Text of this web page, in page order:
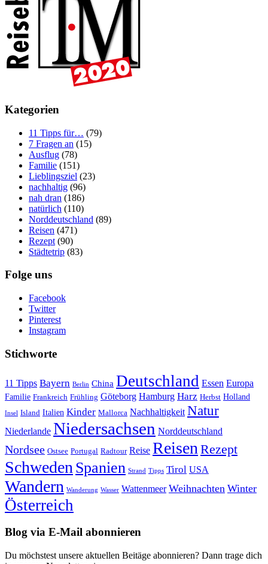
Kategorien
11 Tipps für… (79)
7 Fragen an (15)
Ausflug (78)
Familie (151)
Lieblingsziel (23)
nachhaltig (96)
nah dran (186)
natürlich (110)
Norddeutschland (89)
Reisen (471)
Rezept (90)
Städtetrip (83)
Folge uns
Facebook
Twitter
Pinterest
Instagram
Stichworte
11 Tipps Bayern Berlin China Deutschland Essen Europa
Familie Frankreich Frühling Göteborg Hamburg Harz Herbst Holland
Insel Island Italien Kinder Mallorca Nachhaltigkeit Natur
Niederlande Niedersachsen Norddeutschland
Nordsee Ostsee Portugal Radtour Reise Reisen Rezept
Schweden Spanien Strand Tipps Tirol USA
Wandern Wanderung Wasser Wattenmeer Weihnachten Winter
Österreich
Blog via E-Mail abonnieren
Du möchstest unsere aktuellen Beitäge abonnieren? Dann trage dich